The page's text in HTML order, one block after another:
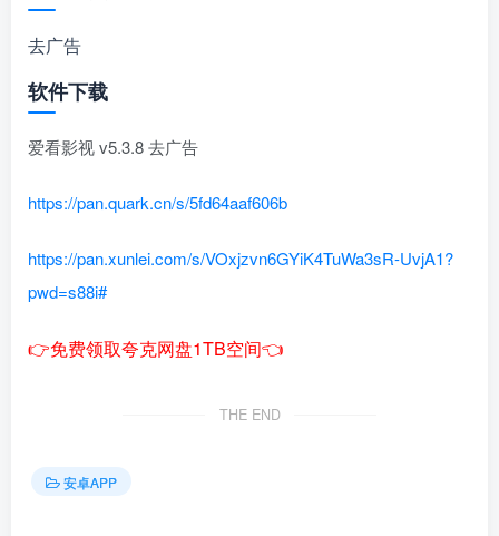
去广告
软件下载
爱看影视 v5.3.8 去广告
https://pan.quark.cn/s/5fd64aaf606b
https://pan.xunlei.com/s/VOxjzvn6GYiK4TuWa3sR-UvjA1?
pwd=s88i#
👉免费领取夸克网盘1TB空间👈
THE END
安卓APP